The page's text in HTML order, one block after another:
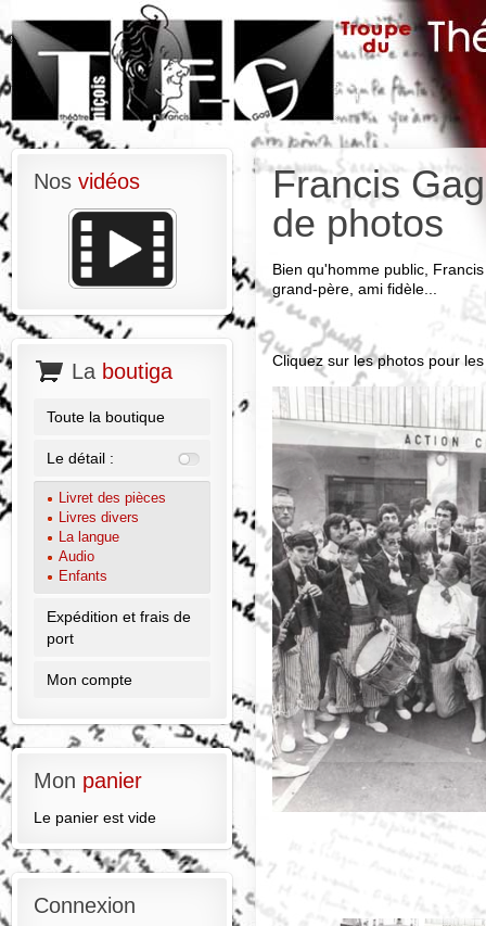
Francis
de photos
Bien qu'homme public,
grand-père, ami fidèle...
Cliquez sur les photos pour
Nos vidéos
La boutiga
Toute la boutique
Le détail :
Livret des pièces
Livres divers
La langue
Audio
Enfants
Expédition et frais de
port
Mon compte
Mon panier
Le panier est vide
Connexion